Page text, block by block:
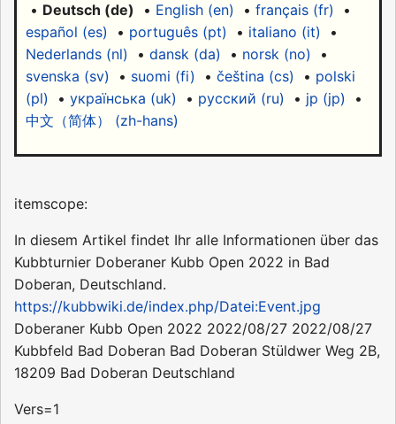
• Deutsch (de) • English (en) • français (fr) •
español (es) • português (pt) • italiano (it) •
Nederlands (nl) • dansk (da) • norsk (no) •
svenska (sv) • suomi (fi) • čeština (cs) • polski
(pl) • українська (uk) • русский (ru) • jp (jp) •
中文（简体）‎ (zh-hans)
itemscope:
In diesem Artikel findet Ihr alle Informationen über das
Kubbturnier Doberaner Kubb Open 2022 in Bad
Doberan, Deutschland.
https://kubbwiki.de/index.php/Datei:Event.jpg
Doberaner Kubb Open 2022 2022/08/27 2022/08/27
Kubbfeld Bad Doberan Bad Doberan Stüldwer Weg 2B,
18209 Bad Doberan Deutschland
Vers=1